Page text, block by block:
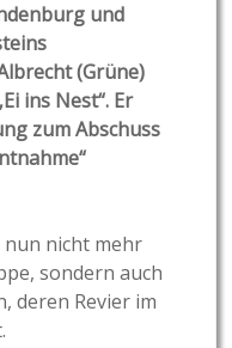
und
(Grüne)
ins Nest“. Er
zum Abschuss
nicht mehr
sondern auch
deren Revier im